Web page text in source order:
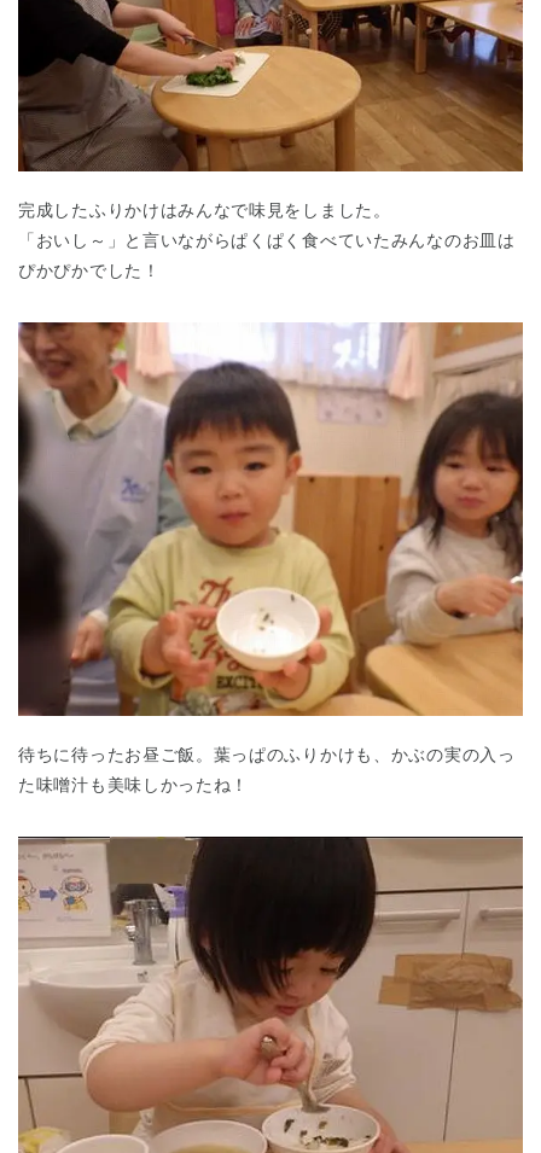
完成したふりかけはみんなで味見をしました。
「おいし～」と言いながらぱくぱく食べていたみんなのお皿は
ぴかぴかでした！
待ちに待ったお昼ご飯。葉っぱのふりかけも、かぶの実の入っ
た味噌汁も美味しかったね！